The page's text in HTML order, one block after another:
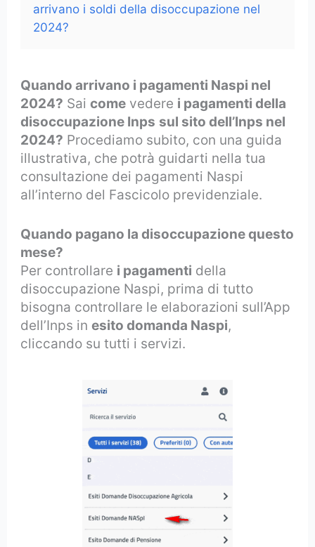
arrivano i soldi della disoccupazione nel
2024?
Quando arrivano i pagamenti Naspi nel
2024? Saicome vedere i pagamenti della
disoccupazione Inps sul sito dell’Inps nel
2024? Procediamo subito, con una guida
illustrativa, che potrà guidarti nella tua
consultazione dei pagamenti Naspi
all’interno del Fascicolo previdenziale.
Quando pagano la disoccupazione questo
mese?
Per controllare i pagamenti della
disoccupazione Naspi, prima di tutto
bisogna controllare le elaborazioni sull’App
dell’Inps inesito domanda Naspi,
cliccando su tutti i servizi.